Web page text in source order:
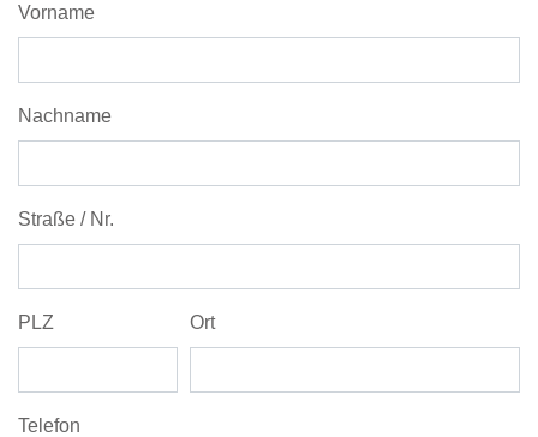
Vorname
Nachname
Straße / Nr.
PLZ Ort
Telefon